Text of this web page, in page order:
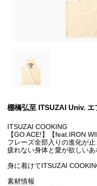
棚橋弘至 ITSUZAI Univ. エ
ITSUZAI COOKING
【GO ACE!】【feat.IRON
フレーズ全部入りの進化が止
疲れない身体と愛が欲しいあ
身に着けてITSUZAI
素材情報